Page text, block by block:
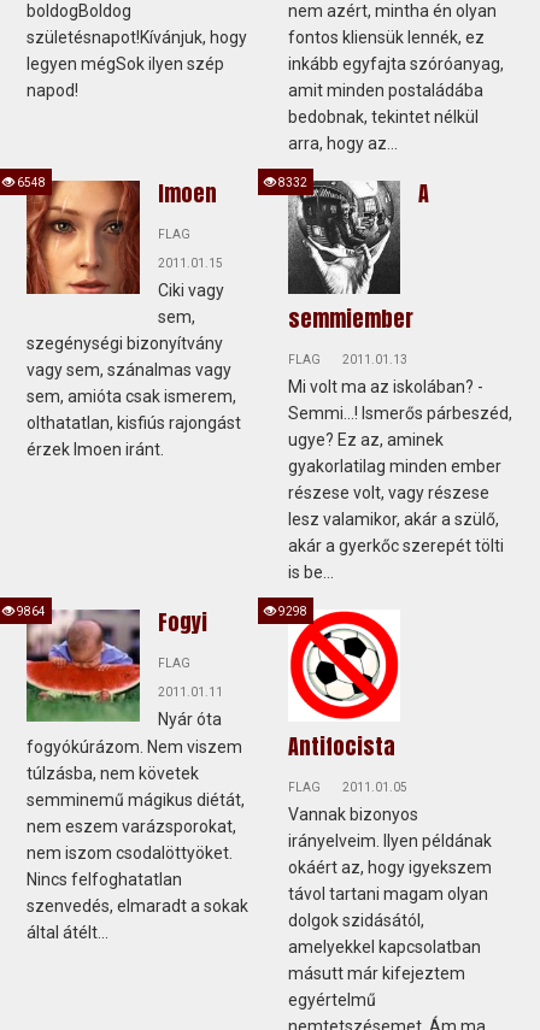
boldogBoldog
születésnapot!Kívánjuk, hogy
legyen mégSok ilyen szép
napod!
nem azért, mintha én olyan
fontos kliensük lennék, ez
inkább egyfajta szóróanyag,
amit minden postaládába
bedobnak, tekintet nélkül
arra, hogy az...
Imoen
FLAG
2011.01.15
Ciki vagy
sem,
szegénységi bizonyítvány
vagy sem, szánalmas vagy
sem, amióta csak ismerem,
olthatatlan, kisfiús rajongást
érzek Imoen iránt.
6548 A
semmiember
FLAG 2011.01.13
Mi volt ma az iskolában? -
Semmi...! Ismerős párbeszéd,
ugye? Ez az, aminek
gyakorlatilag minden ember
részese volt, vagy részese
lesz valamikor, akár a szülő,
akár a gyerkőc szerepét tölti
is be...
8332
Fogyi
FLAG
2011.01.11
Nyár óta
fogyókúrázom. Nem viszem
túlzásba, nem követek
semminemű mágikus diétát,
nem eszem varázsporokat,
nem iszom csodalöttyöket.
Nincs felfoghatatlan
szenvedés, elmaradt a sokak
által átélt...
9864
Antifocista
FLAG 2011.01.05
Vannak bizonyos
irányelveim. Ilyen példának
okáért az, hogy igyekszem
távol tartani magam olyan
dolgok szidásától,
amelyekkel kapcsolatban
másutt már kifejeztem
egyértelmű
9298